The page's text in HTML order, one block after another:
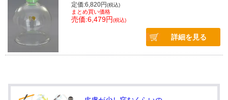
定価:6,820円(税込)
まとめ買い価格
売価:6,479円(税込)
詳細を見る